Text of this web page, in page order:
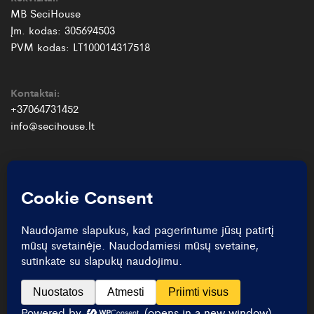
MB SeciHouse
Įm. kodas: 305694503
PVM kodas: LT100014317518
Kontaktai:
+37064731452
info@secihouse.lt
© SeciHouse 2026. Visos teisės saugomos.